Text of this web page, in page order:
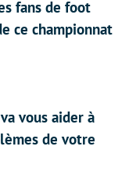
fans de foot
ce championnat
vous aider à
de votre